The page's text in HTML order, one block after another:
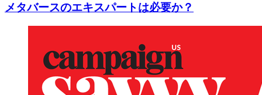
メタバースのエキスパートは必要か？